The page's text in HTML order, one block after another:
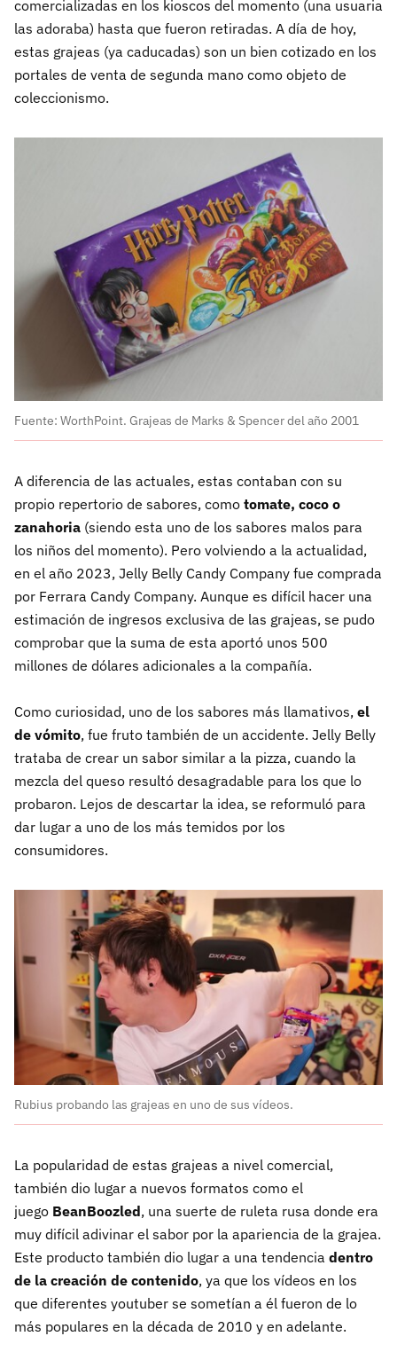
comercializadas en los kioscos del momento (una usuaria
las adoraba) hasta que fueron retiradas. A día de hoy,
estas grajeas (ya caducadas) son un bien cotizado en los
portales de venta de segunda mano como objeto de
coleccionismo.
Fuente: WorthPoint. Grajeas de Marks & Spencer del año 2001
A diferencia de las actuales, estas contaban con su
propio repertorio de sabores, como tomate, coco o
zanahoria (siendo esta uno de los sabores malos para
los niños del momento). Pero volviendo a la actualidad,
en el año 2023, Jelly Belly Candy Company fue comprada
por Ferrara Candy Company. Aunque es difícil hacer una
estimación de ingresos exclusiva de las grajeas, se pudo
comprobar que la suma de esta aportó unos 500
millones de dólares adicionales a la compañía.
Como curiosidad, uno de los sabores más llamativos, el
de vómito, fue fruto también de un accidente. Jelly Belly
trataba de crear un sabor similar a la pizza, cuando la
mezcla del queso resultó desagradable para los que lo
probaron. Lejos de descartar la idea, se reformuló para
dar lugar a uno de los más temidos por los
consumidores.
Rubius probando las grajeas en uno de sus vídeos.
La popularidad de estas grajeas a nivel comercial,
también dio lugar a nuevos formatos como el
juego BeanBoozled, una suerte de ruleta rusa donde era
muy difícil adivinar el sabor por la apariencia de la grajea.
Este producto también dio lugar a una tendencia dentro
de la creación de contenido, ya que los vídeos en los
que diferentes youtuber se sometían a él fueron de lo
más populares en la década de 2010 y en adelante.